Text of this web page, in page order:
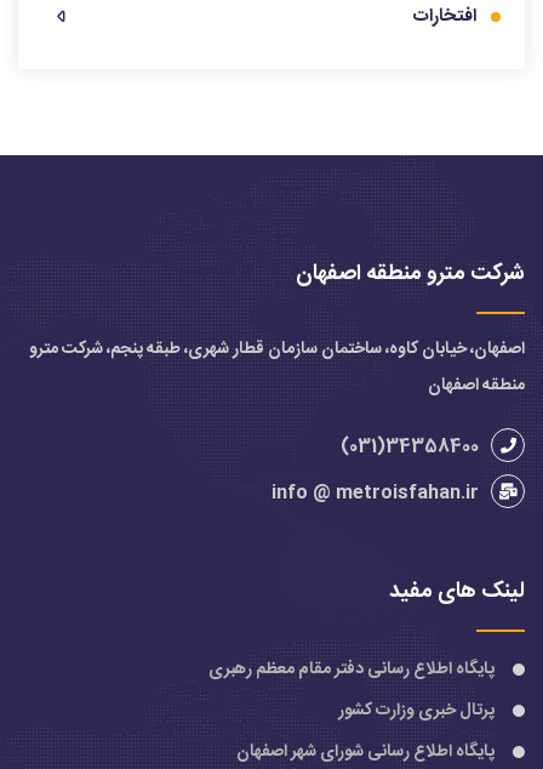
افتخارات
شرکت مترو منطقه اصفهان
اصفهان، خیابان کاوه، ساختمان سازمان قطار شهری، طبقه پنجم، شرکت مترو
منطقه اصفهان
34358400(031)
info @ metroisfahan.ir
لینک های مفید
پایگاه اطلاع رسانی دفتر مقام معظم رهبری
پرتال خبری وزارت کشور
پایگاه اطلاع رسانی شورای شهر اصفهان